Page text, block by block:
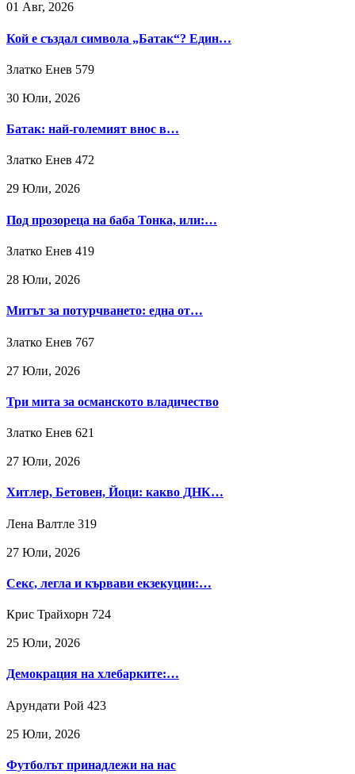
01 Авг, 2026
Кой е създал символа „Батак“? Един…
Златко Енев 579
30 Юли, 2026
Батак: най-големият внос в…
Златко Енев 472
29 Юли, 2026
Под прозореца на баба Тонка, или:…
Златко Енев 419
28 Юли, 2026
Митът за потурчването: една от…
Златко Енев 767
27 Юли, 2026
Три мита за османското владичество
Златко Енев 621
27 Юли, 2026
Хитлер, Бетовен, Йоци: какво ДНК…
Лена Валтле 319
27 Юли, 2026
Секс, легла и кървави екзекуции:…
Крис Трайхорн 724
25 Юли, 2026
Демокрация на хлебарките:…
Арундати Рой 423
25 Юли, 2026
Футболът принадлежи на нас